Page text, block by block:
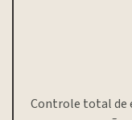
Controle total de